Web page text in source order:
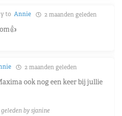
to Annie 2 maanden geleden
2 maanden geleden
ook nog een keer bij jullie
by sjanine